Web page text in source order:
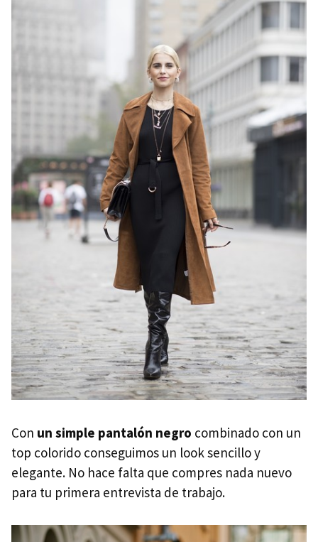
Con un simple pantalón negro combinado con un
top colorido conseguimos un look sencillo y
elegante. No hace falta que compres nada nuevo
para tu primera entrevista de trabajo.